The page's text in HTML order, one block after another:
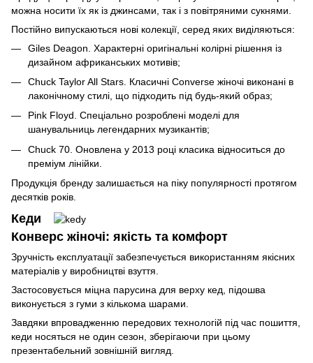
можна носити їх як із джинсами, так і з повітряними сукнями.
Постійно випускаються нові колекції, серед яких виділяються:
Giles Deagon. Характерні оригінальні колірні рішення із
дизайном африканських мотивів;
Chuck Taylor All Stars. Класичні Converse жіночі виконані в
лаконічному стилі, що підходить під будь-який образ;
Pink Floyd. Спеціально розроблені моделі для
шанувальниць легендарних музикантів;
Chuck 70. Оновлена у 2013 році класика відноситься до
преміум лінійки.
Продукція бренду залишається на піку популярності протягом
десятків років.
Кеди
Конверс жіночі: якість та комфорт
Зручність експлуатації забезпечується використанням якісних
матеріалів у виробництві взуття.
Застосовується міцна парусина для верху кед, підошва
виконується з гуми з кількома шарами.
Завдяки впровадженню передових технологій під час пошиття,
кеди носяться не один сезон, зберігаючи при цьому
презентабельний зовнішній вигляд.